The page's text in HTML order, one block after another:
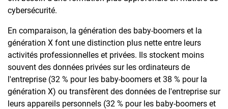
cybersécurité.
En comparaison, la génération des baby-boomers et la
génération X font une distinction plus nette entre leurs
activités professionnelles et privées. Ils stockent moins
souvent des données privées sur les ordinateurs de
l'entreprise (32 % pour les baby-boomers et 38 % pour la
génération X) ou transfèrent des données de l'entreprise sur
leurs appareils personnels (32 % pour les baby-boomers et